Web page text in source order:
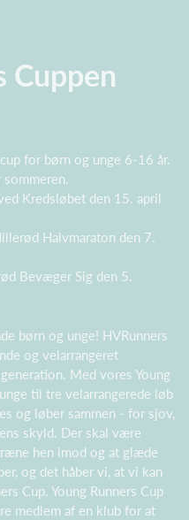
Cuppen
for børn og unge 6-16 år.
Kredsløbet den 15. april
Halvmaraton den 7.
Bevæger Sig den 5.
børn og unge! HVRunners
og velarrangeret
Med vores Young
til tre velarrangerede løb
og løber sammen - for sjov,
skyld. Der skal være
hen imod og at glæde
og det håber vi, at vi kan
Cup. Young Runners Cup
medlem af en klub for at